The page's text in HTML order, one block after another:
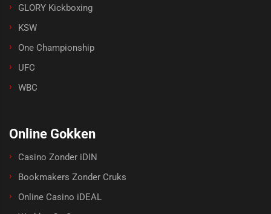
GLORY Kickboxing
KSW
One Championship
UFC
WBC
Online Gokken
Casino Zonder iDIN
Bookmakers Zonder Cruks
Online Casino iDEAL